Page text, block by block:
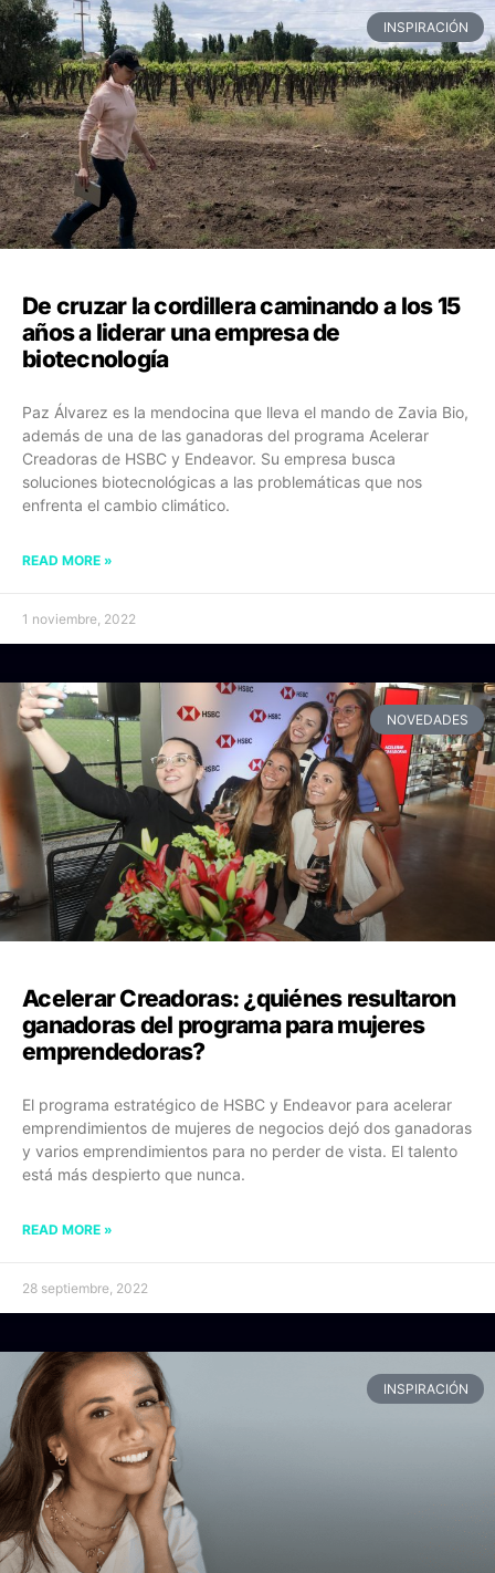
INSPIRACIÓN
De cruzar la cordillera caminando a los 15
años a liderar una empresa de
biotecnología
Paz Álvarez es la mendocina que lleva el mando de Zavia Bio,
además de una de las ganadoras del programa Acelerar
Creadoras de HSBC y Endeavor. Su empresa busca
soluciones biotecnológicas a las problemáticas que nos
enfrenta el cambio climático.
READ MORE »
1 noviembre, 2022
NOVEDADES
Acelerar Creadoras: ¿quiénes resultaron
ganadoras del programa para mujeres
emprendedoras?
El programa estratégico de HSBC y Endeavor para acelerar
emprendimientos de mujeres de negocios dejó dos ganadoras
y varios emprendimientos para no perder de vista. El talento
está más despierto que nunca.
READ MORE »
28 septiembre, 2022
INSPIRACIÓN